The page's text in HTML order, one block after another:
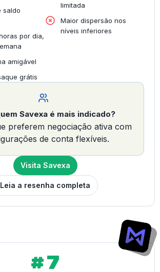
saldo
por dia,
amigável
grátis
limitada
Maior dispersão nos
níveis inferiores
Savexa é mais indicado?
preferem negociação ativa com
de conta flexíveis.
Visita Savexa
Leia a resenha completa
#7